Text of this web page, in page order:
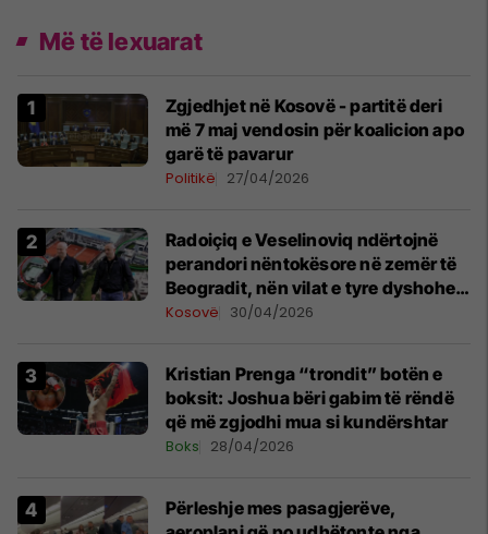
Më të lexuarat
Zgjedhjet në Kosovë - partitë deri
më 7 maj vendosin për koalicion apo
garë të pavarur
Politikë 27/04/2026
Radoiçiq e Veselinoviq ndërtojnë
perandori nëntokësore në zemër të
Beogradit, nën vilat e tyre dyshohet
se po bëjnë bunkerë
Kosovë 30/04/2026
Kristian Prenga “trondit” botën e
boksit: Joshua bëri gabim të rëndë
që më zgjodhi mua si kundërshtar
Boks 28/04/2026
Përleshje mes pasagjerëve,